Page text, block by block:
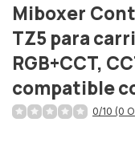
Miboxer
TZ5 para
RGB+CCT,
compatible
0/10 (0